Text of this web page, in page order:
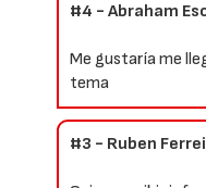
#4 - Abraham
Me gustaría me
tema
#3 - Ruben